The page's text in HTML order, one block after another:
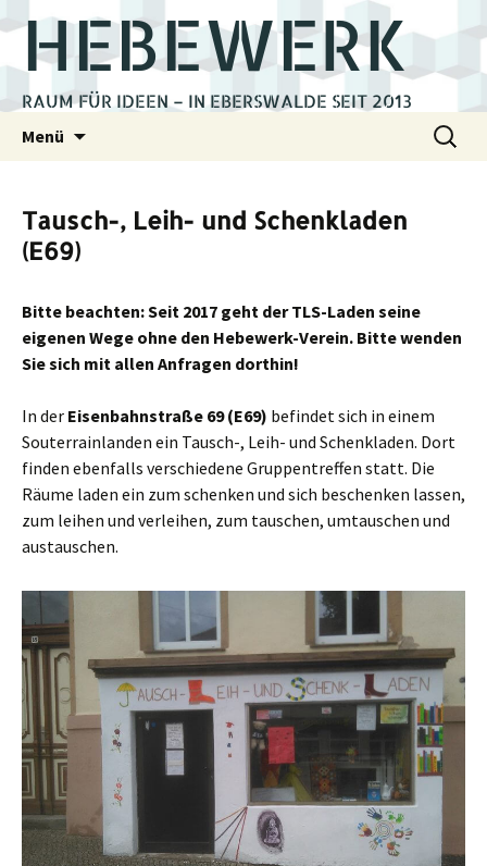
HEBEWERK
RAUM FÜR IDEEN – IN EBERSWALDE SEIT 2013
Menü
Suchen
nach:
Tausch-, Leih- und Schenkladen
(E69)
Bitte beachten: Seit 2017 geht der TLS-Laden seine
eigenen Wege ohne den Hebewerk-Verein. Bitte wenden
Sie sich mit allen Anfragen dorthin!
In der Eisenbahnstraße 69 (E69) befindet sich in einem
Souterrainlanden ein Tausch-, Leih- und Schenkladen. Dort
finden ebenfalls verschiedene Gruppentreffen statt. Die
Räume laden ein zum schenken und sich beschenken lassen,
zum leihen und verleihen, zum tauschen, umtauschen und
austauschen.